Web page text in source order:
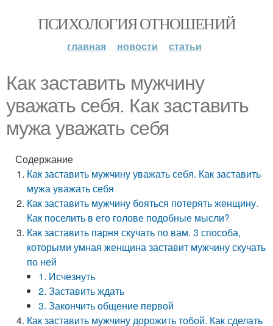
ПСИХОЛОГИЯ ОТНОШЕНИЙ
главная новости статьи
Как заставить мужчину
уважать себя. Как заставить
мужа уважать себя
Содержание
Как заставить мужчину уважать себя. Как заставить
мужа уважать себя
Как заставить мужчину бояться потерять женщину.
Как поселить в его голове подобные мысли?
Как заставить парня скучать по вам. 3 способа,
которыми умная женщина заставит мужчину скучать
по ней
1. Исчезнуть
2. Заставить ждать
3. Закончить общение первой
Как заставить мужчину дорожить тобой. Как сделать